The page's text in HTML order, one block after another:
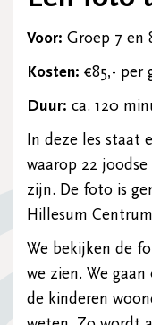
Voor: Groep 7 en
Kosten: €85,- per
Duur: ca. 120
In deze les staat
waarop 22
zijn. De foto is
Hillesum
We bekijken de
we zien. We
de kinderen